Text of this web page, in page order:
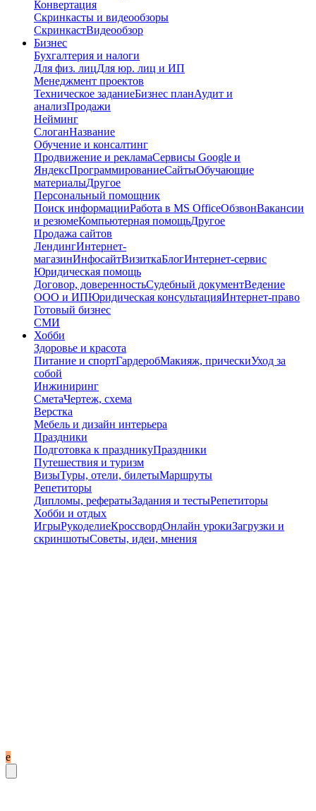
Конвертация
Скринкасты и видеообзоры
СкринкастВидеообзор
Бизнес
Бухгалтерия и налоги
Для физ. лицДля юр. лиц и ИП
Менеджмент проектов
Техническое заданиеБизнес планАудит и
анализПродажи
Нейминг
СлоганНазвание
Обучение и консалтинг
Продвижение и рекламаСервисы Google и
ЯндексПрограммированиеСайтыОбучающие
материалыДругое
Персональный помощник
Поиск информацииРабота в MS OfficeОбзвонВакансии
и резюмеКомпьютерная помощьДругое
Продажа сайтов
ЛендингИнтернет-
магазинИнфосайтВизиткаБлогИнтернет-сервис
Юридическая помощь
Договор, доверенностьСудебный документВедение
ООО и ИПЮридическая консультацияИнтернет-право
Готовый бизнес
СМИ
Хобби
Здоровье и красота
Питание и спортГардеробМакияж, прическиУход за
собой
Инжиниринг
СметаЧертеж, схема
Верстка
Мебель и дизайн интерьера
Праздники
Подготовка к праздникуПраздники
Путешествия и туризм
ВизыТуры, отели, билетыМаршруты
Репетиторы
Дипломы, рефератыЗадания и тестыРепетиторы
Хобби и отдых
ИгрыРукоделиеКроссвордОнлайн урокиЗагрузки и
скриншотыСоветы, идеи, мнения
e